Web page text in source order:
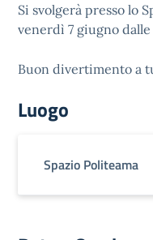
Si svolgerà presso lo
venerdì 7 giugno dalle
Buon divertimento a
Luogo
Spazio Politeama